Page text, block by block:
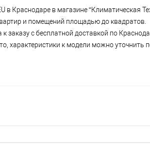
Краснодаре в магазине “Климатическая
и помещений площадью до квадратов.
с бесплатной доставкой по
характеристики к модели можно уточнить